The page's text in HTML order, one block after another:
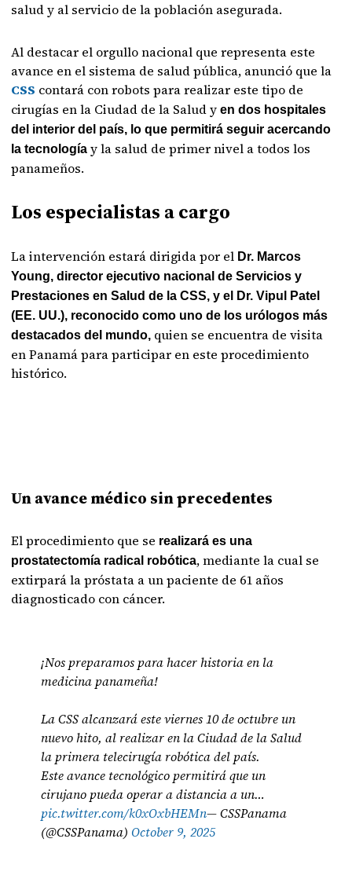
salud y al servicio de la población asegurada.
Al destacar el orgullo nacional que representa este
avance en el sistema de salud pública, anunció que la
CSS contará con robots para realizar este tipo de
cirugías en la Ciudad de la Salud yen dos hospitales
del interior del país, lo que permitirá seguir acercando
la tecnología y la salud de primer nivel a todos los
panameños.
Los especialistas a cargo
La intervención estará dirigida por el Dr. Marcos
Young, director ejecutivo nacional de Servicios y
Prestaciones en Salud de la CSS, y el Dr. Vipul Patel
(EE. UU.), reconocido como uno de los urólogos más
destacados del mundo, quien se encuentra de visita
en Panamá para participar en este procedimiento
histórico.
Un avance médico sin precedentes
El procedimiento que se realizará es una
prostatectomía radical robótica, mediante la cual se
extirpará la próstata a un paciente de 61 años
diagnosticado con cáncer.
¡Nos preparamos para hacer historia en la
medicina panameña!
La CSS alcanzará este viernes 10 de octubre un
nuevo hito, al realizar en la Ciudad de la Salud
la primera telecirugía robótica del país.
Este avance tecnológico permitirá que un
cirujano pueda operar a distancia a un…
pic.twitter.com/k0xOxbHEMn— CSSPanama
(@CSSPanama) October 9, 2025